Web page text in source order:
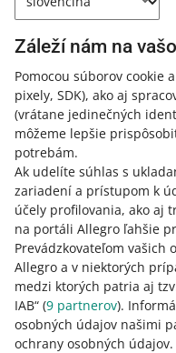
Záleží nám na
Pomocou súborov cookie
pixely, SDK), ako aj
(vrátane jedinečných
môžeme lepšie
potrebám.
Ak udelíte súhlas s
zariadení a prístupom k
účely profilovania, ako aj
na portáli Allegro ľahšie
Prevádzkovateľom vašich
Allegro a v niektorých
medzi ktorých patria aj
IAB“ (9 partnerov).
osobných údajov našimi
ochrany osobných údajov.
Zistite viac o
Máte nejaké otázky?
Ako hodnotíte tieto
0 - Sklamanie
0 1 2 3
8